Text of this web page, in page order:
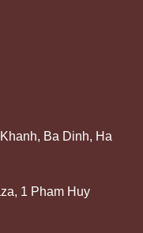
Ba Dinh, Ha
1 Pham Huy